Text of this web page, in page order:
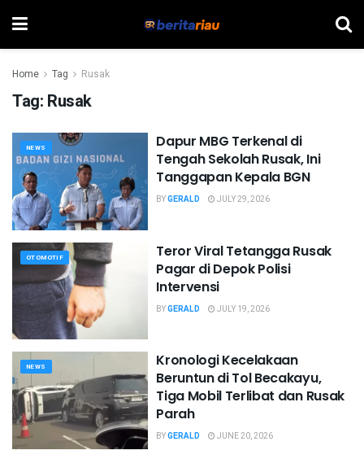
Home Tag Rusak
Tag: Rusak
NEWS
Dapur MBG Terkenal di
Tengah Sekolah Rusak, Ini
Tanggapan Kepala BGN
BYGERALD JULY 29, 2026
OTOMOTIF
Teror Viral Tetangga Rusak
Pagar di Depok Polisi
Intervensi
BYGERALD JULY 19, 2026
NEWS
Kronologi Kecelakaan
Beruntun di Tol Becakayu,
Tiga Mobil Terlibat dan Rusak
Parah
BYGERALD JUNE 20, 2026